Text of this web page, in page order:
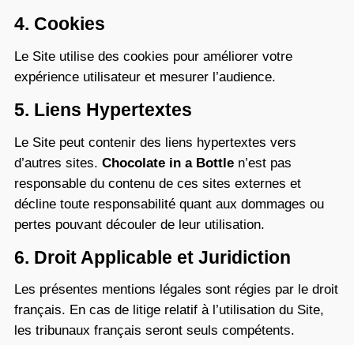
4. Cookies
Le Site utilise des cookies pour améliorer votre
expérience utilisateur et mesurer l’audience.
5. Liens Hypertextes
Le Site peut contenir des liens hypertextes vers
d’autres sites. Chocolate in a Bottle n’est pas
responsable du contenu de ces sites externes et
décline toute responsabilité quant aux dommages ou
pertes pouvant découler de leur utilisation.
6. Droit Applicable et Juridiction
Les présentes mentions légales sont régies par le droit
français. En cas de litige relatif à l’utilisation du Site,
les tribunaux français seront seuls compétents.